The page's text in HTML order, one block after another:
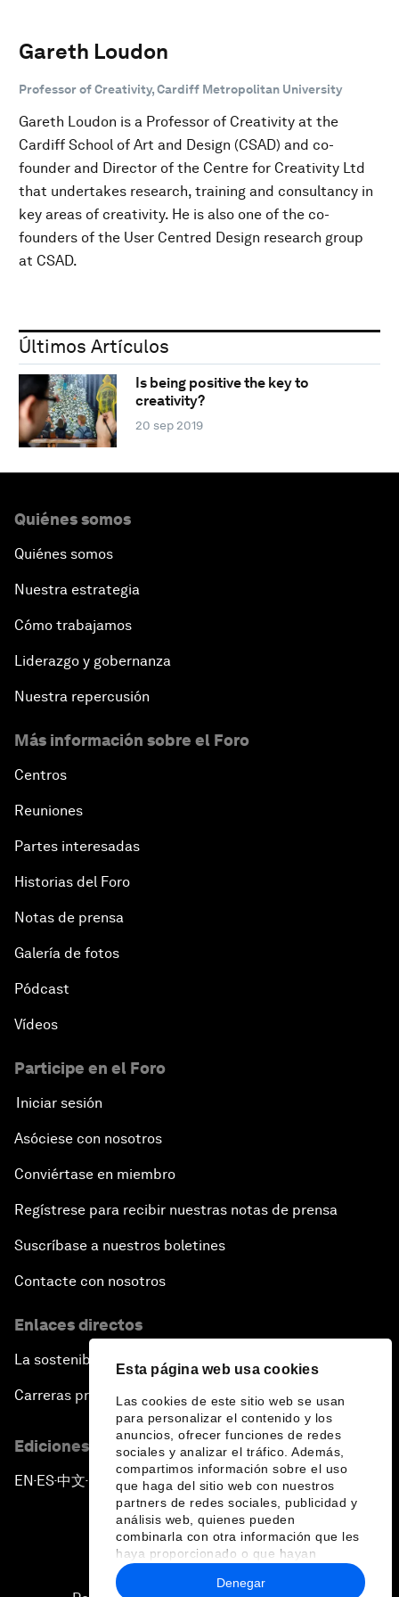
Esta página web usa cookies
Las cookies de este sitio web se usan
para personalizar el contenido y los
anuncios, ofrecer funciones de redes
sociales y analizar el tráfico. Además,
compartimos información sobre el uso
que haga del sitio web con nuestros
partners de redes sociales, publicidad y
análisis web, quienes pueden
combinarla con otra información que les
haya proporcionado o que hayan
recopilado a partir del uso que haya
hecho de sus servicios.
Denegar
Gareth Loudon
Professor of Creativity, Cardiff Metropolitan University
Gareth Loudon is a Professor of Creativity at the
Cardiff School of Art and Design (CSAD) and co-
founder and Director of the Centre for Creativity Ltd
that undertakes research, training and consultancy in
key areas of creativity. He is also one of the co-
founders of the User Centred Design research group
at CSAD.
Últimos Artículos
Is being positive the key to
creativity?
20 sep 2019
Quiénes somos
Quiénes somos
Nuestra estrategia
Cómo trabajamos
Liderazgo y gobernanza
Nuestra repercusión
Más información sobre el Foro
Centros
Reuniones
Partes interesadas
Historias del Foro
Notas de prensa
Galería de fotos
Pódcast
Vídeos
Participe en el Foro
Iniciar sesión
Asóciese con nosotros
Conviértase en miembro
Regístrese para recibir nuestras notas de prensa
Suscríbase a nuestros boletines
Contacte con nosotros
Enlaces directos
La sostenibilidad en el Foro
Carreras profesionales
Ediciones en otros idiomas
EN ▪ES▪中文▪ 日本語